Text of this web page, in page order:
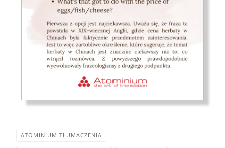
ATOMINIUM TŁUMACZENIA